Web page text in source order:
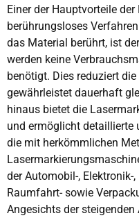
Einer der Hauptvorteile
berührungsloses
das Material berührt, ist
werden keine
benötigt. Dies reduziert
gewährleistet dauerhaft
hinaus bietet die
und ermöglicht detaillierte
die mit herkömmlichen
der Automobil-,
Raumfahrt- sowie
Angesichts der